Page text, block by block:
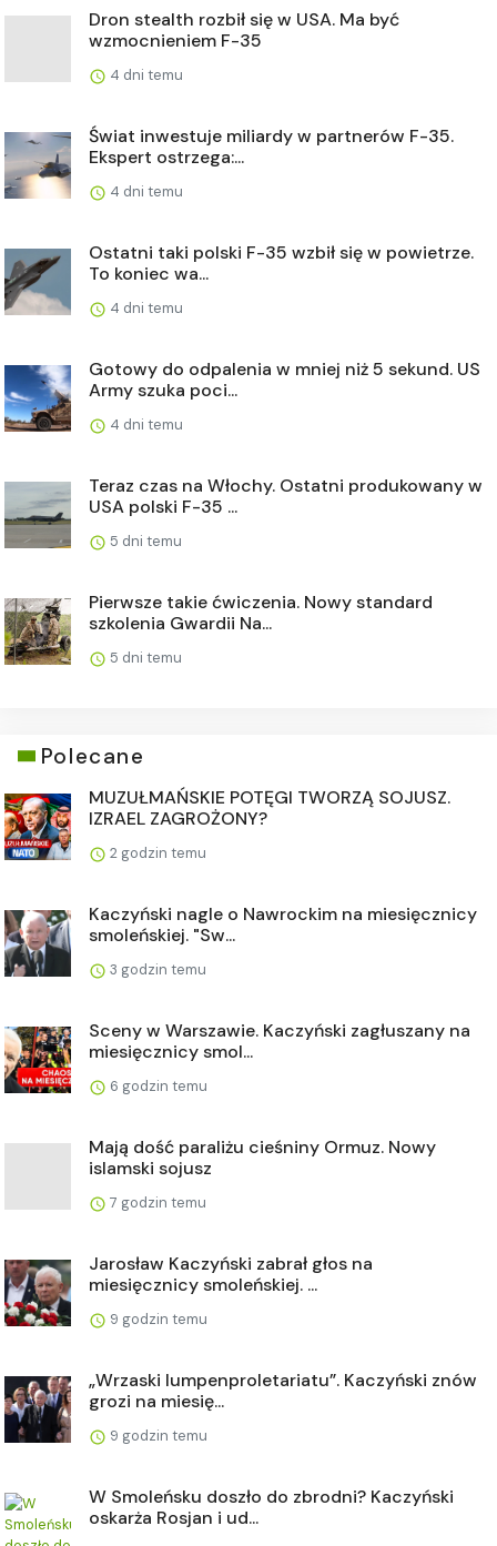
Dron stealth rozbił się w USA. Ma być
wzmocnieniem F-35
4 dni temu
Świat inwestuje miliardy w partnerów F-35.
Ekspert ostrzega:...
4 dni temu
Ostatni taki polski F-35 wzbił się w powietrze.
To koniec wa...
4 dni temu
Gotowy do odpalenia w mniej niż 5 sekund. US
Army szuka poci...
4 dni temu
Teraz czas na Włochy. Ostatni produkowany w
USA polski F-35 ...
5 dni temu
Pierwsze takie ćwiczenia. Nowy standard
szkolenia Gwardii Na...
5 dni temu
Polecane
MUZUŁMAŃSKIE POTĘGI TWORZĄ SOJUSZ.
IZRAEL ZAGROŻONY?
2 godzin temu
Kaczyński nagle o Nawrockim na miesięcznicy
smoleńskiej. "Sw...
3 godzin temu
Sceny w Warszawie. Kaczyński zagłuszany na
miesięcznicy smol...
6 godzin temu
Mają dość paraliżu cieśniny Ormuz. Nowy
islamski sojusz
7 godzin temu
Jarosław Kaczyński zabrał głos na
miesięcznicy smoleńskiej. ...
9 godzin temu
„Wrzaski lumpenproletariatu”. Kaczyński znów
grozi na miesię...
9 godzin temu
W Smoleńsku doszło do zbrodni? Kaczyński
oskarża Rosjan i ud...